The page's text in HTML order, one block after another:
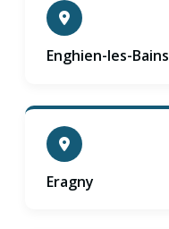
Enghien-les-Bains
Eragny